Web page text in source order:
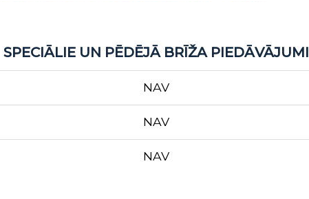
SPECIĀLIE UN PĒDĒJĀ BRĪŽA PIEDĀVĀJUMI
NAV
NAV
NAV